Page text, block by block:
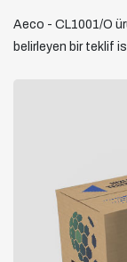
Aeco - CL1001/O
belirleyen bir teklif